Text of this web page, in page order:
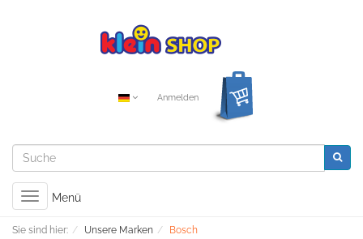
Anmelden
Toggle
navigation
Menü
Sie sind hier: Unsere Marken Bosch